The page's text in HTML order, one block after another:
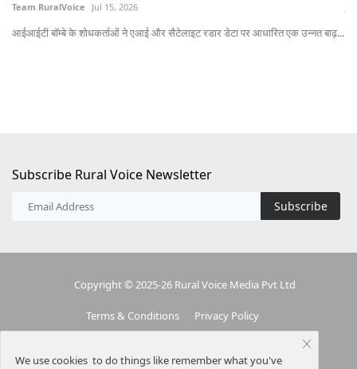
Team RuralVoice Jul 15, 2026
आईआईटी बॉम्बे के शोधकर्ताओं ने एआई और सैटेलाइट रडार डेटा पर आधारित एक उन्नत बाढ़...
Subscribe Rural Voice Newsletter
Subscribe
Copyright © 2025-26 Rural Voice Media Pvt Ltd
Terms & Conditions Privacy Policy
We use cookies to do things like remember what you've